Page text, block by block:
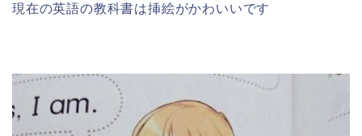
現在の英語の教科書は挿絵がかわいいです